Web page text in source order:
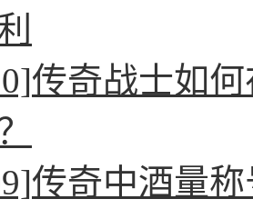
传奇战士如
传奇中酒量